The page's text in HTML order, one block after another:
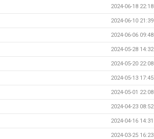
2024-06-18 22:18
2024-06-10 21:39
2024-06-06 09:48
2024-05-28 14:32
2024-05-20 22:08
2024-05-13 17:45
2024-05-01 22:08
2024-04-23 08:52
2024-04-16 14:31
2024-03-25 16:23